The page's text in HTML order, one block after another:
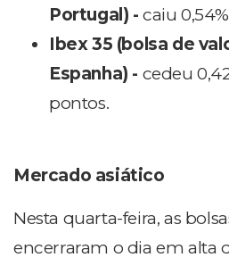
Portugal) -caiu
Ibex 35 (bolsa de
Espanha) - cedeu
pontos.
Mercado asiático
Nesta quarta-feira, as
encerraram o dia em alta